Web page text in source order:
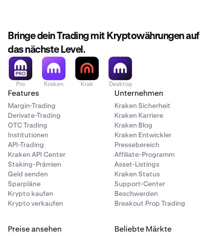
Bringe dein Trading mit Kryptowährungen auf
das nächste Level.
Pro Kraken Krak Desktop
Features
Margin-Trading
Derivate-Trading
OTC Trading
Institutionen
API-Trading
Kraken API Center
Staking-Prämien
Geld senden
Sparpläne
Krypto kaufen
Krypto verkaufen
Unternehmen
Kraken Sicherheit
Kraken Karriere
Kraken Blog
Kraken Entwickler
Pressebereich
Affiliate-Programm
Asset-Listings
Kraken Status
Support-Center
Beschwerden
Breakout Prop Trading
Preise ansehen Beliebte Märkte